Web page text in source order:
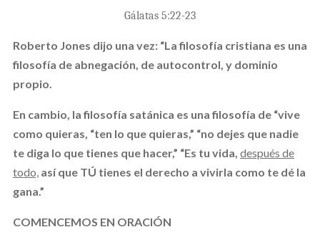
Gálatas 5:22-23
Roberto Jones dijo una vez: “La filosofía cristiana es una
filosofía de abnegación, de autocontrol, y dominio
propio.
En cambio, la filosofía satánica es una filosofía de “vive
como quieras, “ten lo que quieras,” “no dejes que nadie
te diga lo que tienes que hacer,” “Es tu vida, después de
todo, así que TÚ tienes el derecho a vivirla como te dé la
gana.”
COMENCEMOS EN ORACIÓN